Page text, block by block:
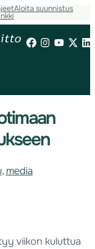
Aloita suunnistus
, media
viikon kuluttua